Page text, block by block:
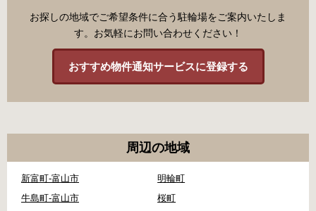
お探しの地域でご希望条件に合う駐輪場をご案内いたしま
す。お気軽にお問い合わせください！
おすすめ物件通知サービスに登録する
周辺の地域
新富町-富山市
明輪町
牛島町-富山市
桜町